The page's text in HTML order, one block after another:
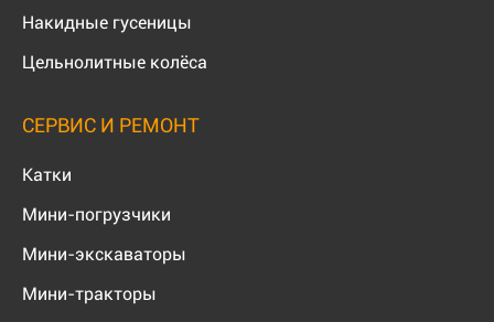
Накидные гусеницы
Цельнолитные колёса
СЕРВИС И РЕМОНТ
Катки
Мини-погрузчики
Мини-экскаваторы
Мини-тракторы